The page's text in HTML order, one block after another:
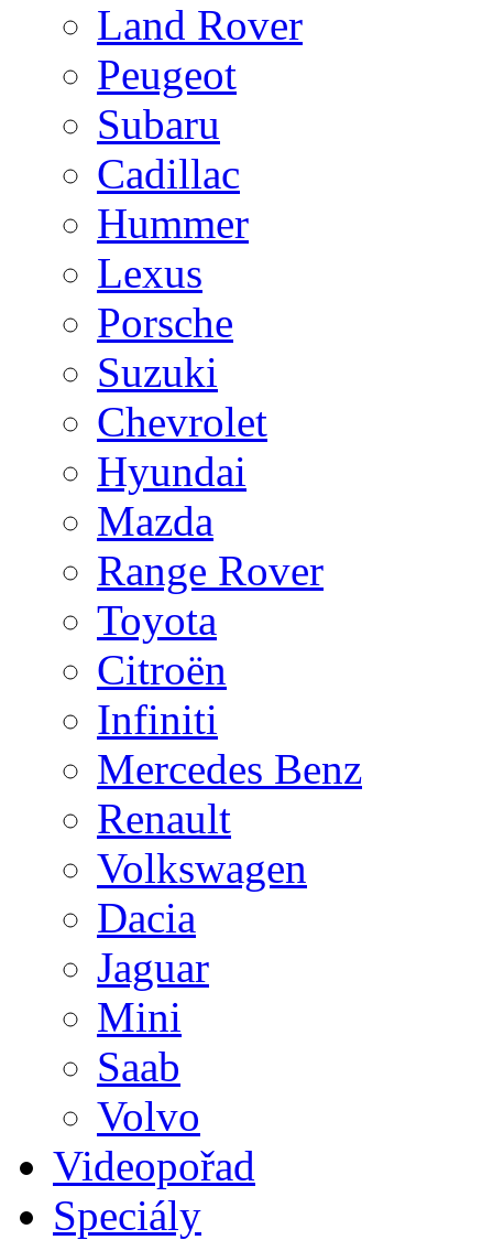
Land Rover
Peugeot
Subaru
Cadillac
Hummer
Lexus
Porsche
Suzuki
Chevrolet
Hyundai
Mazda
Range Rover
Toyota
Citroën
Infiniti
Mercedes Benz
Renault
Volkswagen
Dacia
Jaguar
Mini
Saab
Volvo
Videopořad
Speciály